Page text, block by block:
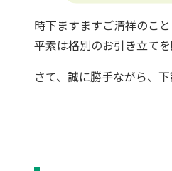
時下ますますご清祥のこ
平素は格別のお引き立て
さて、誠に勝手ながら、